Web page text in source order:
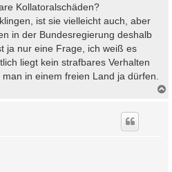
Kollatoralschäden?
ist sie vielleicht auch, aber
in der Bundesregierung deshalb
ja nur eine Frage, ich weiß es
liegt kein strafbares Verhalten
in einem freien Land ja dürfen.